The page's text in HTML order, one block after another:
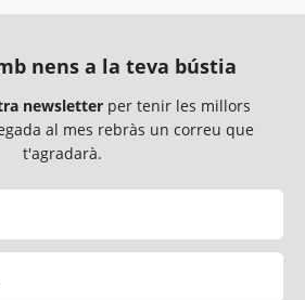
nens a la teva bústia
newsletter per tenir les millors
al mes rebràs un correu que
t'agradarà.